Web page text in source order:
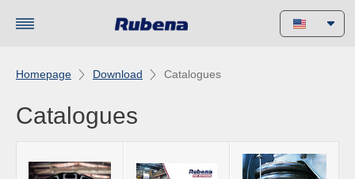
Homepage Download Catalogues
Catalogues